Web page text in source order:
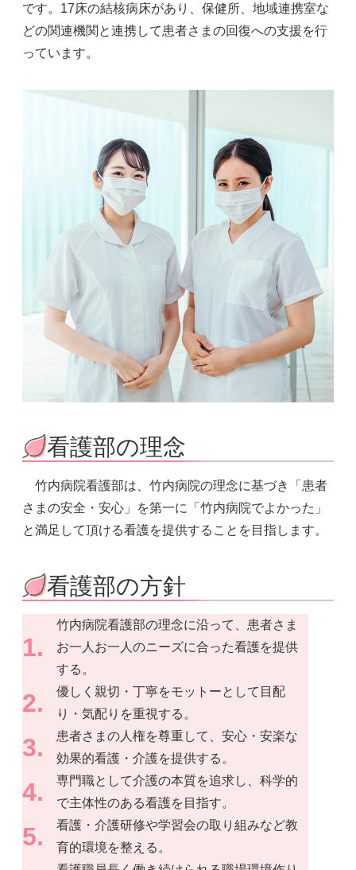
です。17床の結核病床があり、保健所、地域連携室な
どの関連機関と連携して患者さまの回復への支援を行
っています。
看護部の理念
竹内病院看護部は、竹内病院の理念に基づき「患者
さまの安全・安心」を第一に「竹内病院でよかった」
と満足して頂ける看護を提供することを目指します。
看護部の方針
竹内病院看護部の理念に沿って、患者さま
お一人お一人のニーズに合った看護を提供
する。
優しく親切・丁寧をモットーとして目配
り・気配りを重視する。
患者さまの人権を尊重して、安心・安楽な
効果的看護・介護を提供する。
専門職として介護の本質を追求し、科学的
で主体性のある看護を目指す。
看護・介護研修や学習会の取り組みなど教
育的環境を整える。